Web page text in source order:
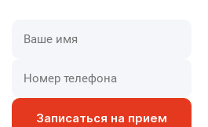
Записаться на прием